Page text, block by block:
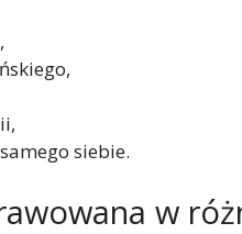
siebie.
w